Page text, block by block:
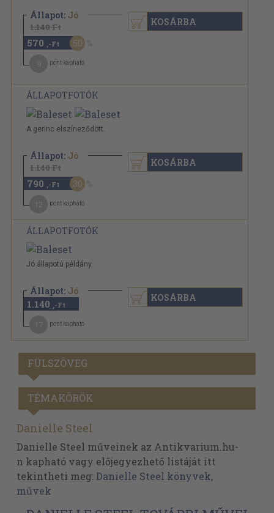
Állapot: Jó
1.140 Ft
570 ,-Ft 50
pont kapható
KOSÁRBA
ÁLLAPOTFOTÓK
A gerinc elszíneződött.
Állapot: Jó
1.140 Ft
790 ,-Ft 30
pont kapható
KOSÁRBA
ÁLLAPOTFOTÓK
Jó állapotú példány.
Állapot: Jó
1.140 ,-Ft
pont kapható
KOSÁRBA
FÜLSZÖVEG
TÉMAKÖRÖK
Danielle Steel
Danielle Steel műveinek az Antikvarium.hu-
n kapható vagy előjegyezhető listáját itt
tekintheti meg:Danielle Steel könyvek,
művek